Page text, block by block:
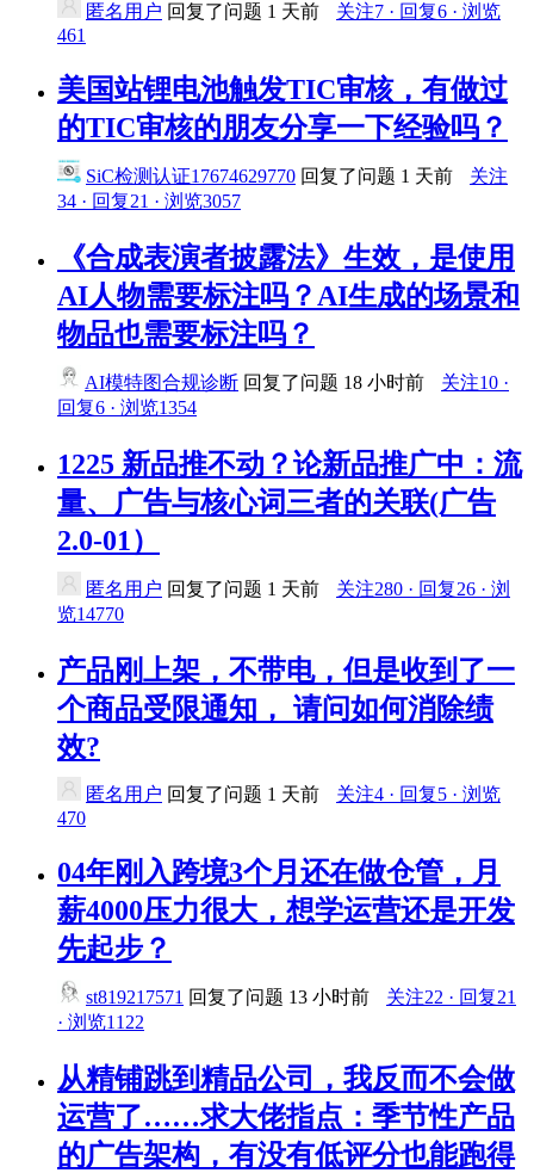
匿名用户 回复了问题 1 天前
关注7 · 回复6 · 浏览
461
美国站锂电池触发TIC审核，有做过
的TIC审核的朋友分享一下经验吗？
SiC检测认证17674629770 回复了问题 1 天前
关注
34 · 回复21 · 浏览3057
《合成表演者披露法》生效，是使用
AI人物需要标注吗？AI生成的场景和
物品也需要标注吗？
AI模特图合规诊断 回复了问题 18 小时前
关注10 ·
回复6 · 浏览1354
1225 新品推不动？论新品推广中：流
量、广告与核心词三者的关联(广告
2.0-01）
匿名用户 回复了问题 1 天前
关注280 · 回复26 · 浏
览14770
产品刚上架，不带电，但是收到了一
个商品受限通知， 请问如何消除绩
效?
匿名用户 回复了问题 1 天前
关注4 · 回复5 · 浏览
470
04年刚入跨境3个月还在做仓管，月
薪4000压力很大，想学运营还是开发
先起步？
st819217571 回复了问题 13 小时前
关注22 · 回复21
· 浏览1122
从精铺跳到精品公司，我反而不会做
运营了……求大佬指点：季节性产品
的广告架构，有没有低评分也能跑得